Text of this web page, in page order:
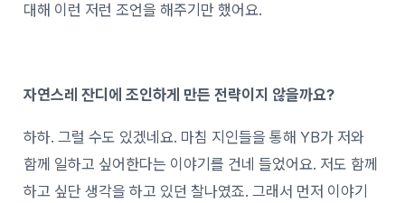
대해 이런 저런 조언을 해주기만 했어요.
자연스레 잔디에 조인하게 만든 전략이지 않을까요?
하하. 그럴 수도 있겠네요. 마침 지인들을 통해 YB가 저와
함께 일하고 싶어한다는 이야기를 건네 들었어요. 저도 함께
하고 싶단 생각을 하고 있던 찰나였죠. 그래서 먼저 이야기